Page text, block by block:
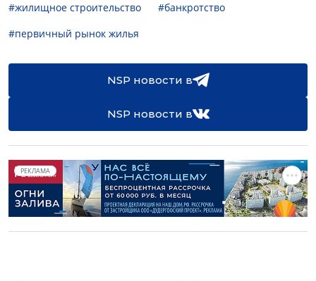
#жилищное строительство
#банкротство
#первичный рынок жилья
NSP новости в
NSP новости в
РЕКЛАМА